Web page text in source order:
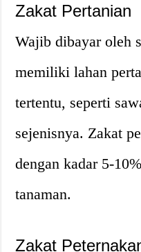
Zakat Pertanian
Wajib dibayar oleh
memiliki lahan
tertentu, seperti
sejenisnya. Zakat
dengan kadar 5-
tanaman.
Zakat